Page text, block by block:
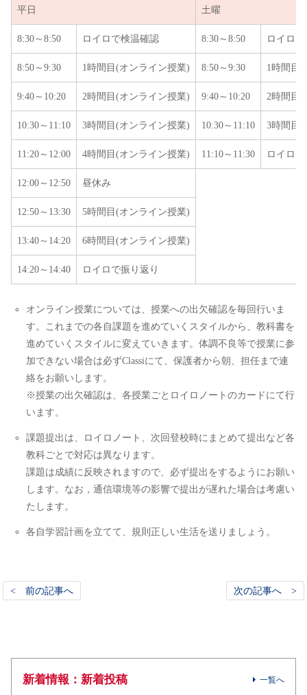
平日 土曜
8:30～8:50 ロイロで検温確認 8:30～8:50 ロイロ
8:50～9:30 1時間目(オンライン授業) 8:50～9:30 1時間目(
9:40～10:20 2時間目(オンライン授業) 9:40～10:20 2時間目(
10:30～11:10 3時間目(オンライン授業) 10:30～11:10 3時間目(
11:20～12:00 4時間目(オンライン授業) 11:10～11:30 ロイロ
12:00～12:50 昼休み
12:50～13:30 5時間目(オンライン授業)
13:40～14:20 6時間目(オンライン授業)
14:20～14:40 ロイロで振り返り
オンライン授業については、授業への出欠確認を毎回行いま
す。これまでの各自課題を進めていくスタイルから、教科書を
進めていくスタイルに変えていきます。体調不良等で授業に参
加できない場合は必ずClassiにて、保護者から朝、担任まで連
絡をお願いします。
※授業の出欠確認は、各授業ごとロイロノートのカードにて行
います。
課題提出は、ロイロノート、次回登校時にまとめて提出など各
教科ごとで対応は異なります。
課題は成績に反映されますので、必ず提出をするようにお願い
します。なお，通信環境等の影響で提出が遅れた場合は考慮い
たします。
各自学習計画を立てて、規則正しい生活を送りましょう。
< 前の記事へ 次の記事へ >
新着情報：新着投稿 一覧へ